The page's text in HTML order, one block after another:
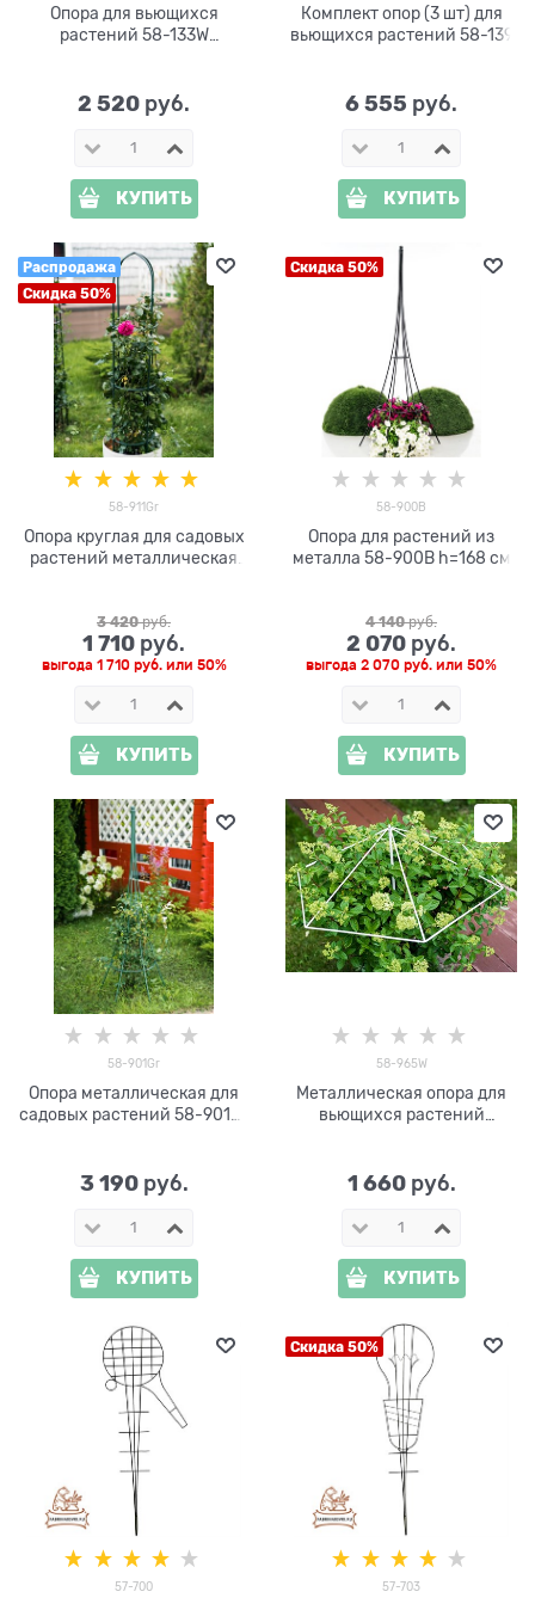
Опора для вьющихся
растений 58-133W
2 520 руб.
КУПИТЬ
Комплект опор (3 шт) для
вьющихся растений 58-139
6 555 руб.
КУПИТЬ
Распродажа
Скидка 50%
58-911Gr
Опора круглая для садовых
растений металлическая
3 420 руб.
1 710 руб.
выгода 1 710 руб.или 50%
КУПИТЬ
Скидка 50%
58-900B
Опора для растений из
металла 58-900B h=168 см
4 140 руб.
2 070 руб.
выгода 2 070 руб. или 50%
КУПИТЬ
58-901Gr
Опора металлическая для
садовых растений 58-901Gr
3 190 руб.
КУПИТЬ
58-965W
Металлическая опора для
вьющихся растений
1 660 руб.
КУПИТЬ
57-700
Скидка 50%
57-703